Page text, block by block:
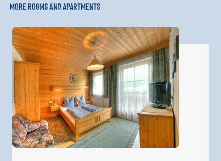
MORE ROOMS AND APARTMENTS